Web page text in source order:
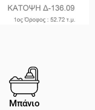
Μπάνιο